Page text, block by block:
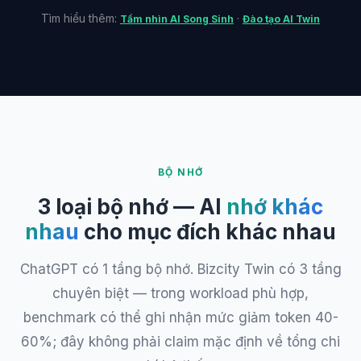
Tìm hiểu thêm: Tầm nhìn AI Song Sinh · Đào tạo AI Twin
BỘ NHỚ
3 loại bộ nhớ — AI nhớ khác
nhau cho mục đích khác nhau
ChatGPT có 1 tầng bộ nhớ. Bizcity Twin có 3 tầng
chuyên biệt — trong workload phù hợp,
benchmark có thể ghi nhận mức giảm token 40-
60%; đây không phải claim mặc định về tổng chi